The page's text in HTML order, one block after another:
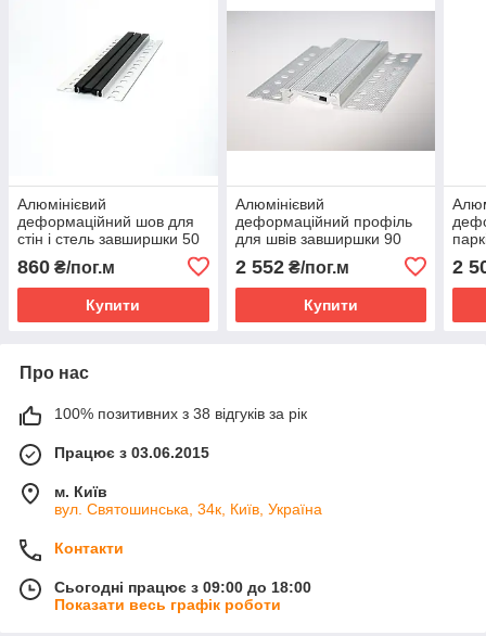
Алюмінієвий
деформаційний шов для
стін і стель завширшки 50
860 ₴/пог.м
Купити
Алюмінієвий
деформаційний профіль
для швів завширшки 90
2 552₴/пог.м
Купити
2
Про нас
100% позитивних з 38 відгуків за рік
Працює з 03.06.2015
м. Київ
вул. Святошинська, 34к, Київ, Україна
Контакти
Сьогодні працює з 09:00 до 18:00
Показати весь графік роботи